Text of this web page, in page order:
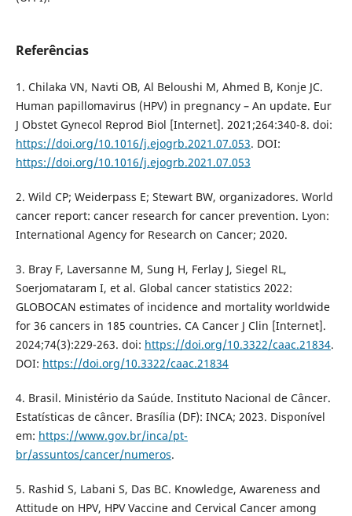
Referências
1. Chilaka VN, Navti OB, Al Beloushi M, Ahmed B, Konje JC.
Human papillomavirus (HPV) in pregnancy – An update. Eur
J Obstet Gynecol Reprod Biol [Internet]. 2021;264:340-8. doi:
https://doi.org/10.1016/j.ejogrb.2021.07.053. DOI:
https://doi.org/10.1016/j.ejogrb.2021.07.053
2. Wild CP; Weiderpass E; Stewart BW, organizadores. World
cancer report: cancer research for cancer prevention. Lyon:
International Agency for Research on Cancer; 2020.
3. Bray F, Laversanne M, Sung H, Ferlay J, Siegel RL,
Soerjomataram I, et al. Global cancer statistics 2022:
GLOBOCAN estimates of incidence and mortality worldwide
for 36 cancers in 185 countries. CA Cancer J Clin [Internet].
2024;74(3):229-263. doi: https://doi.org/10.3322/caac.21834.
DOI: https://doi.org/10.3322/caac.21834
4. Brasil. Ministério da Saúde. Instituto Nacional de Câncer.
Estatísticas de câncer. Brasília (DF): INCA; 2023. Disponível
em: https://www.gov.br/inca/pt-
br/assuntos/cancer/numeros.
5. Rashid S, Labani S, Das BC. Knowledge, Awareness and
Attitude on HPV, HPV Vaccine and Cervical Cancer among